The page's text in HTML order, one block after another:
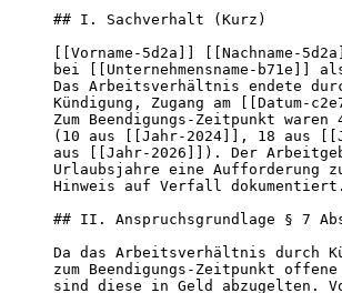
## I. Sachverhalt (Kurz)
[[Vorname-5d2a]] [[Nachname-
bei [[Unternehmensname-
Das Arbeitsverhältnis endete
Kündigung, Zugang am [[Datum-
Zum Beendigungs-Zeitpunkt
(10 aus [[Jahr-2024]], 18 aus
aus [[Jahr-2026]]). Der
Urlaubsjahre eine Aufforderung
Hinweis auf Verfall
## II. Anspruchsgrundlage § 7
Da das Arbeitsverhältnis durch
zum Beendigungs-Zeitpunkt
sind diese in Geld abzugelten.